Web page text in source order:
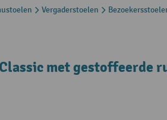
Vergaderstoelen
met gestoffeerde